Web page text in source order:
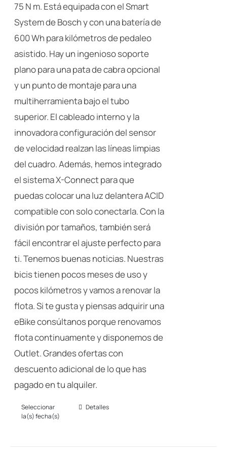
75 N m. Está equipada con el Smart
System de Bosch y con una batería de
600 Wh para kilómetros de pedaleo
asistido. Hay un ingenioso soporte
plano para una pata de cabra opcional
y un punto de montaje para una
multiherramienta bajo el tubo
superior. El cableado interno y la
innovadora configuración del sensor
de velocidad realzan las líneas limpias
del cuadro. Además, hemos integrado
el sistema X-Connect para que
puedas colocar una luz delantera ACID
compatible con solo conectarla. Con la
división por tamaños, también será
fácil encontrar el ajuste perfecto para
ti. Tenemos buenas noticias. Nuestras
bicis tienen pocos meses de uso y
pocos kilómetros y vamos a renovar la
flota. Si te gusta y piensas adquirir una
eBike consúltanos porque renovamos
flota continuamente y disponemos de
Outlet. Grandes ofertas con
descuento adicional de lo que has
pagado en tu alquiler.
Seleccionar
la(s) fecha(s)
Este
Detalles